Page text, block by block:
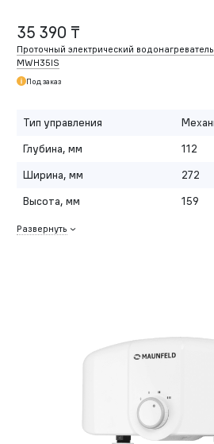
35 390 ₸
Проточный электрический водонагреватель
MWH35IS
Под заказ
Тип управления
Глубина, мм
112
Ширина, мм
272
Высота, мм
159
Развернуть